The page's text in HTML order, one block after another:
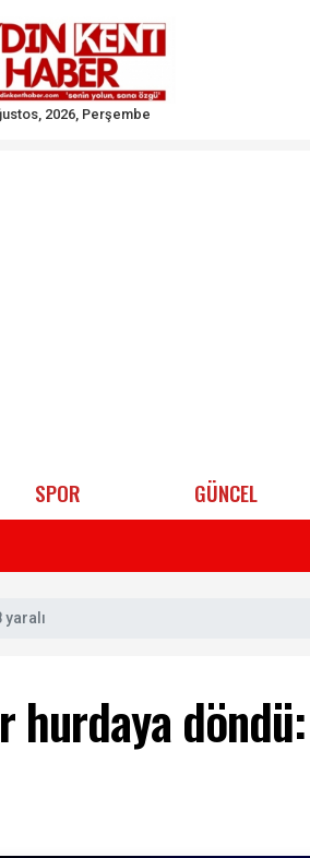
2026, Perşembe
SPOR GÜNCEL